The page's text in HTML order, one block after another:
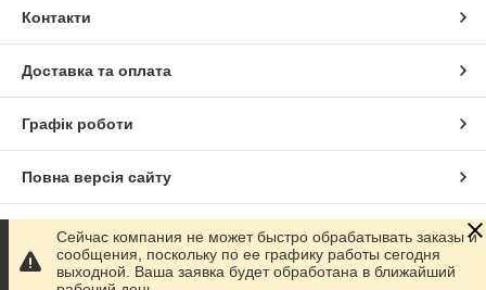
Контакти
Доставка та оплата
Графік роботи
Повна версія сайту
Сайт створено на маркетплейсі Prom.ua
Політика конфіденційності
Сейчас компания не может быстро обрабатывать заказы и
сообщения, поскольку по ее графику работы сегодня
выходной. Ваша заявка будет обработана в ближайший